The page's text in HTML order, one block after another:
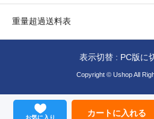
お気に入り カートに入れる
重量超過送料表
表示切替 : PC版に
Copyright © Ushop All